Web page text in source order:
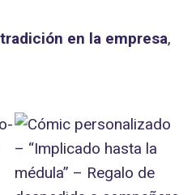
en la empresa,